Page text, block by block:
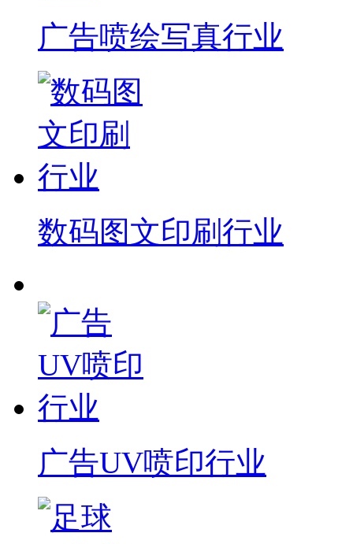
广告喷绘写真行业
数码图文印刷行业
广告UV喷印行业